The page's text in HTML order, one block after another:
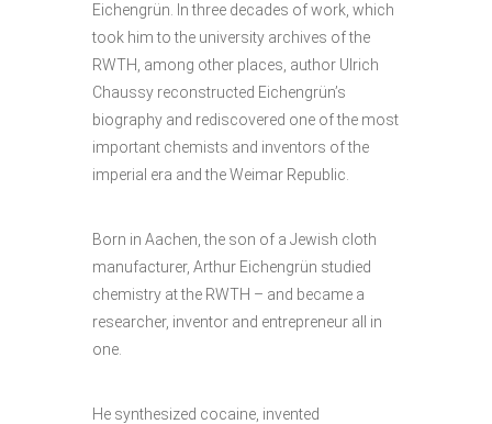
Eichengrün. In three decades of work, which
took him to the university archives of the
RWTH, among other places, author Ulrich
Chaussy reconstructed Eichengrün’s
biography and rediscovered one of the most
important chemists and inventors of the
imperial era and the Weimar Republic.
Born in Aachen, the son of a Jewish cloth
manufacturer, Arthur Eichengrün studied
chemistry at the RWTH – and became a
researcher, inventor and entrepreneur all in
one.
He synthesized cocaine, invented